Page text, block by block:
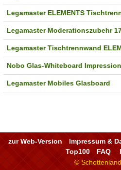
Legamaster ELEMENTS
Legamaster Moderationszubehr
Legamaster Tischtrennwand
Nobo Glas-Whiteboard
Legamaster Mobiles Glasboard
zur Web-Version Impressum &
Top100
FAQ
©